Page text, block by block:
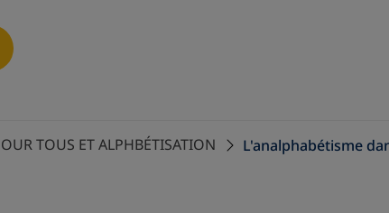
TOUS ET ALPHBÉTISATION L'analphabétisme